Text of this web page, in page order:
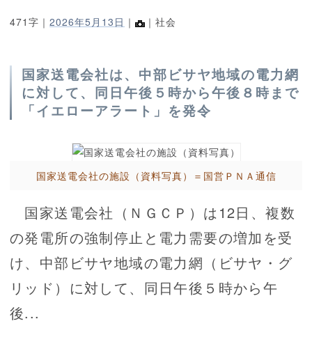
471字｜ 2026年5月13日 ｜ ｜社会
国家送電会社は、中部ビサヤ地域の電力網
に対して、同日午後５時から午後８時まで
「イエローアラート」を発令
国家送電会社の施設（資料写真）＝国営ＰＮＡ通信
国家送電会社（ＮＧＣＰ）は12日、複数
の発電所の強制停止と電力需要の増加を受
け、中部ビサヤ地域の電力網（ビサヤ・グ
リッド）に対して、同日午後５時から午
後...